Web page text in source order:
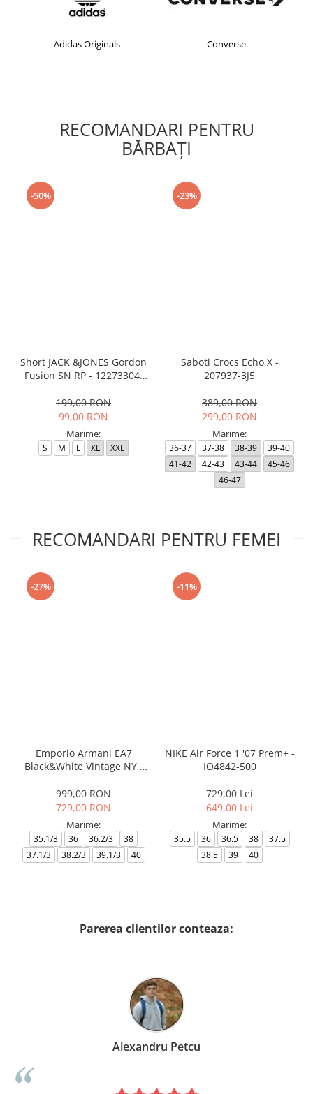
Adidas Originals Converse
RECOMANDARI PENTRU
BĂRBAŢI
-50%
Short JACK &JONES Gordon
Fusion SN RP - 12273304-
199,00 RON
99,00 RON
Marime:
S M L XL XXL
-23%
Saboti Crocs Echo X -
207937-3J5
389,00 RON
299,00 RON
Marime:
36-37 37-38 38-39
39-40
41-42
42-43 43-44
45-46
46-47
RECOMANDARI PENTRU FEMEI
-27%
Emporio Armani EA7
Black&White Vintage NY -
999,00 RON
729,00 RON
Marime:
35.1/3 36 36.2/3
38
37.1/3
38.2/3 39.1/3 40
-11%
NIKE Air Force 1 '07 Prem+ -
IO4842-500
729,00 Lei
649,00 Lei
Marime:
35.5 36 36.5 38
37.5
38.5
39 40
Parerea clientilor conteaza:
Alexandru Petcu